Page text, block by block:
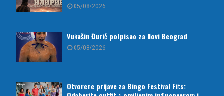
05/08/2026
Vukašin Đurić potpisao za Novi Beograd
05/08/2026
Otvorene prijave za Bingo Festival Fits: